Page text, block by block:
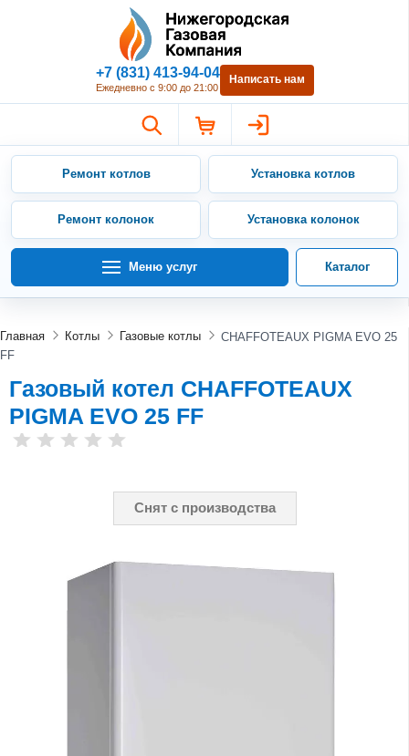
Нижегородская Газовая
+7 (831) 413-94-04
Ежедневно с 9:00 до 21:00
Написать нам
Ремонт котлов Установка котлов
Ремонт колонок Установка колонок
Меню услуг Каталог
Главная Котлы Газовые котлы
CHAFFOTEAUX PIGMA EVO 25
FF
Газовый котел CHAFFOTEAUX
PIGMA EVO 25 FF
Снят с производства